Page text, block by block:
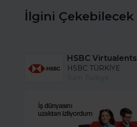
İlgini Çekebilecek
HSBC TÜRKİYE